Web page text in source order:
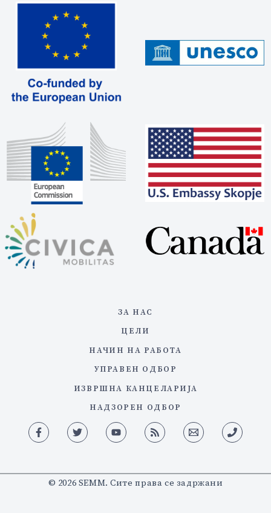
ЗА НАС
ЦЕЛИ
НАЧИН НА РАБОТА
УПРАВЕН ОДБОР
ИЗВРШНА КАНЦЕЛАРИЈА
НАДЗОРЕН ОДБОР
© 2026 SEMM. Сите права се задржани